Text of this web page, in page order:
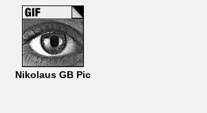
Nikolaus GB Pic